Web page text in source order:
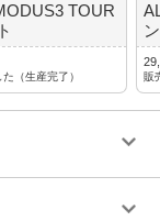
TOUR
（生産完了） 販